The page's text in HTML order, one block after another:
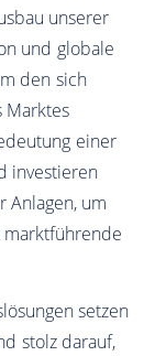
unserer
und globale
den sich
Marktes
einer
investieren
Anlagen, um
marktführende
setzen
stolz darauf,